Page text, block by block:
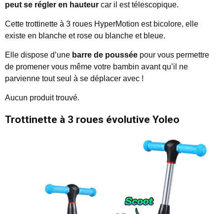
peut se régler en hauteur car il est télescopique.
Cette trottinette à 3 roues HyperMotion est bicolore, elle
existe en blanche et rose ou blanche et bleue.
Elle dispose d’une barre de poussée pour vous permettre
de promener vous même votre bambin avant qu’il ne
parvienne tout seul à se déplacer avec !
Aucun produit trouvé.
Trottinette à 3 roues évolutive Yoleo